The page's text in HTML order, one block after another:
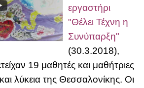
εργαστήρι
"Θέλει Τέχνη η
Συνύπαρξη"
(30.3.2018),
19 μαθητές και μαθήτριες
λύκεια της Θεσσαλονίκης. Οι